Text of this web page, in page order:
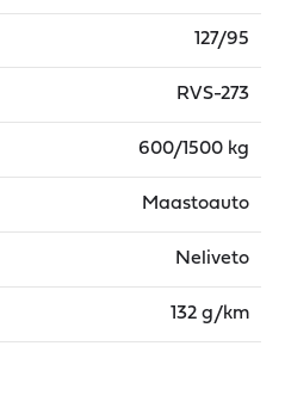
127/95
RVS-273
600/1500 kg
Maastoauto
Neliveto
132 g/km